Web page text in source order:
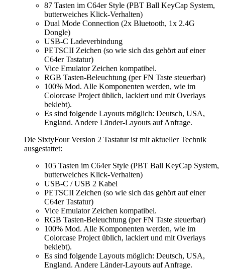
87 Tasten im C64er Style (PBT Ball KeyCap System,
butterweiches Klick-Verhalten)
Dual Mode Connection (2x Bluetooth, 1x 2.4G
Dongle)
USB-C Ladeverbindung
PETSCII Zeichen (so wie sich das gehört auf einer
C64er Tastatur)
Vice Emulator Zeichen kompatibel.
RGB Tasten-Beleuchtung (per FN Taste steuerbar)
100% Mod. Alle Komponenten werden, wie im
Colorcase Project üblich, lackiert und mit Overlays
beklebt).
Es sind folgende Layouts möglich: Deutsch, USA,
England. Andere Länder-Layouts auf Anfrage.
Die SixtyFour Version 2 Tastatur ist mit aktueller Technik
ausgestattet:
105 Tasten im C64er Style (PBT Ball KeyCap System,
butterweiches Klick-Verhalten)
USB-C / USB 2 Kabel
PETSCII Zeichen (so wie sich das gehört auf einer
C64er Tastatur)
Vice Emulator Zeichen kompatibel.
RGB Tasten-Beleuchtung (per FN Taste steuerbar)
100% Mod. Alle Komponenten werden, wie im
Colorcase Project üblich, lackiert und mit Overlays
beklebt).
Es sind folgende Layouts möglich: Deutsch, USA,
England. Andere Länder-Layouts auf Anfrage.